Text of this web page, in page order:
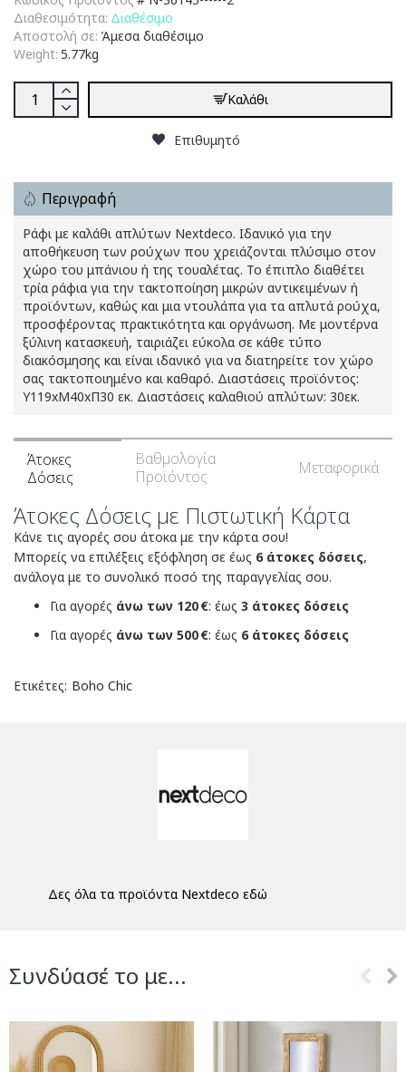
Διαθεσιμότητα: Διαθέσιμο
Αποστολή σε: Άμεσα διαθέσιμο
Weight: 5.77kg
Καλάθι
Επιθυμητό
Περιγραφή
Ράφι με καλάθι απλύτων Nextdeco. Ιδανικό για την
αποθήκευση των ρούχων που χρειάζονται πλύσιμο στον
χώρο του μπάνιου ή της τουαλέτας. Το έπιπλο διαθέτει
τρία ράφια για την τακτοποίηση μικρών αντικειμένων ή
προϊόντων, καθώς και μια ντουλάπα για τα απλυτά ρούχα,
προσφέροντας πρακτικότητα και οργάνωση. Με μοντέρνα
ξύλινη κατασκευή, ταιριάζει εύκολα σε κάθε τύπο
διακόσμησης και είναι ιδανικό για να διατηρείτε τον χώρο
σας τακτοποιημένο και καθαρό. Διαστάσεις προϊόντος:
Υ119xΜ40xΠ30 εκ. Διαστάσεις καλαθιού απλύτων: 30εκ.
Άτοκες
Δόσεις
Βαθμολογία
Προϊόντος
Μεταφορικά
Άτοκες Δόσεις με Πιστωτική Κάρτα
Κάνε τις αγορές σου άτοκα με την κάρτα σου!
Μπορείς να επιλέξεις εξόφληση σε έως 6 άτοκες δόσεις,
ανάλογα με το συνολικό ποσό της παραγγελίας σου.
Για αγορές άνω των 120 €: έως 3 άτοκες δόσεις
Για αγορές άνω των 500 €: έως 6 άτοκες δόσεις
Ετικέτες: Boho Chic
Δες όλα τα προϊόντα Nextdeco εδώ
Συνδύασέ το με...